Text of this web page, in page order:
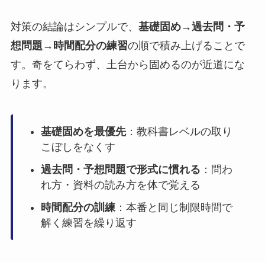
対策の結論はシンプルで、 基礎固め→過去問・予
想問題→時間配分の練習の順で積み上げることで
す。奇をてらわず、土台から固めるのが近道にな
ります。
基礎固めを最優先：教科書レベルの取り
こぼしをなくす
過去問・予想問題で形式に慣れる ：問わ
れ方・資料の読み方を体で覚える
時間配分の訓練：本番と同じ制限時間で
解く練習を繰り返す